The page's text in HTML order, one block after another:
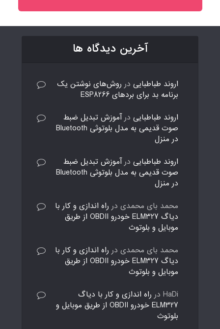
آخرین دیدگاه ها
اروند طباطبایی در روش‌های نوشتن یک
برنامه بد برای بردهای ESP8266
اروند طباطبایی درآموزش تبدیل ضبط
صوت قدیمی به مدل بلوتوثی Bluetooth
در منزل
اروند طباطبایی درآموزش تبدیل ضبط
صوت قدیمی به مدل بلوتوثی Bluetooth
در منزل
محمد بای محمدی در راه اندازی و کار با
دیاگ ELM327 خودرو OBDII از طریق
موبایل و بلوتوث
محمد بای محمدی در راه اندازی و کار با
دیاگ ELM327 خودرو OBDII از طریق
موبایل و بلوتوث
HaDi در راه اندازی و کار با دیاگ
ELM327 خودرو OBDII از طریق موبایل و
بلوتوث